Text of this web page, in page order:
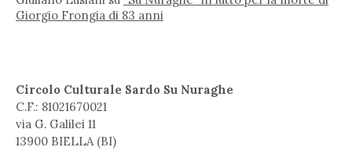
Giorgio Frongia di 83 anni
Circolo Culturale Sardo Su Nuraghe
C.F.: 81021670021
via G. Galilei 11
13900 BIELLA (BI)